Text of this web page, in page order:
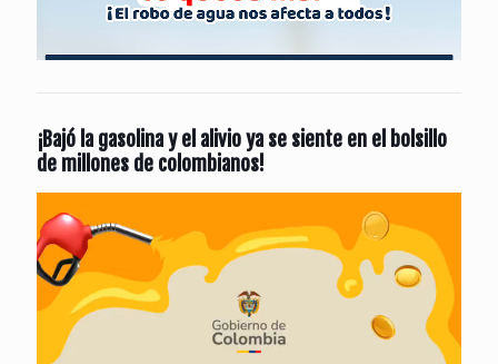
¡Bajó la gasolina y el alivio ya se siente en el bolsillo
de millones de colombianos!
de
vídeo